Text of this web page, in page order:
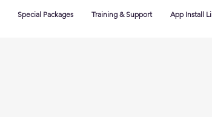
Special Packages Training & Support App Install